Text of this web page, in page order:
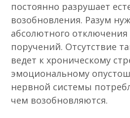
постоянно разрушает
возобновления. Разум
абсолютного
поручений. Отсутствие
ведет к хроническому
эмоциональному
нервной системы
чем возобновляются.